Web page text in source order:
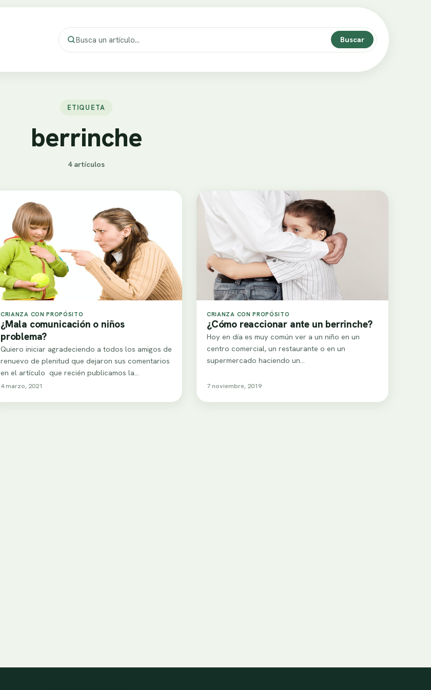
Buscar
ETIQUETA
berrinche
4 artículos
CRIANZA CON PROPÓSITO
¿Mala comunicación o niños
problema?
Quiero iniciar agradeciendo a todos los amigos de
renuevo de plenitud que dejaron sus comentarios
en el artículo que recién publicamos la…
4 marzo, 2021
CRIANZA CON PROPÓSITO
¿Cómo reaccionar ante un berrinche?
Hoy en día es muy común ver a un niño en un
centro comercial, un restaurante o en un
supermercado haciendo un…
7 noviembre, 2019